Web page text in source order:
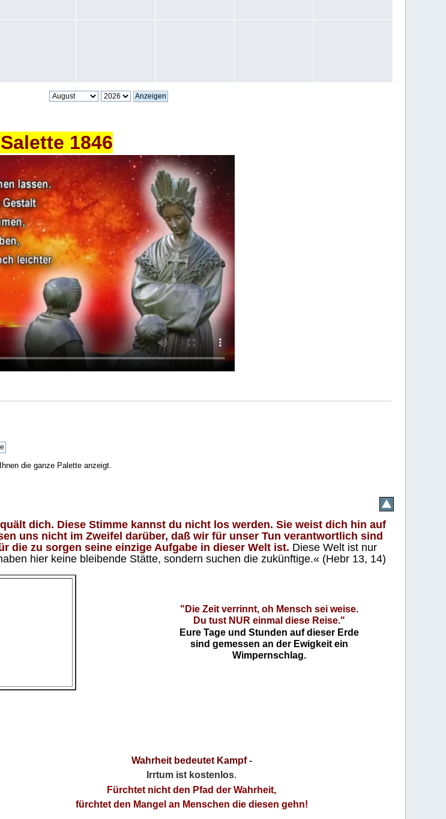
1846
die ganze Palette anzeigt.
dich. Diese Stimme kannst du nicht los werden. Sie weist dich hin auf
uns nicht im Zweifel darüber, daß wir für unser Tun verantwortlich sind
die zu sorgen seine einzige Aufgabe in dieser Welt ist. Diese Welt ist nur
hier keine bleibende Stätte, sondern suchen die zukünftige.« (Hebr 13, 14)
"Die Zeit verrinnt, oh Mensch sei weise.
Du tust NUR einmal diese Reise."
Eure Tage und Stunden auf dieser Erde
sind gemessen an der Ewigkeit ein
Wimpernschlag.
Wahrheit bedeutet Kampf-
Irrtum ist kostenlos.
Fürchtet nicht den Pfad der Wahrheit,
fürchtet den Mangel an Menschen die diesen gehn!